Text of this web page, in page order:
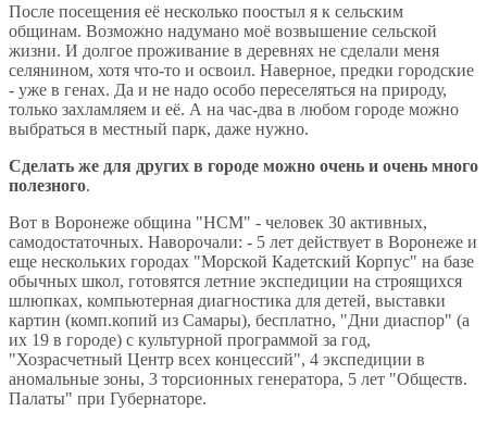
После посещения её несколько поостыл я к сельским
общинам. Возможно надумано моё возвышение сельской
жизни. И долгое проживание в деревнях не сделали меня
селянином, хотя что-то и освоил. Наверное, предки городские
- уже в генах. Да и не надо особо переселяться на природу,
только захламляем и её. А на час-два в любом городе можно
выбраться в местный парк, даже нужно.
Сделать же для других в городе можно очень и очень много
полезного.
Вот в Воронеже община "НСМ" - человек 30 активных,
самодостаточных. Наворочали: - 5 лет действует в Воронеже и
еще нескольких городах "Морской Кадетский Корпус" на базе
обычных школ, готовятся летние экспедиции на строящихся
шлюпках, компьютерная диагностика для детей, выставки
картин (комп.копий из Самары), бесплатно, "Дни диаспор" (а
их 19 в городе) с культурной программой за год,
"Хозрасчетный Центр всех концессий", 4 экспедиции в
аномальные зоны, 3 торсионных генератора, 5 лет "Обществ.
Палаты" при Губернаторе.